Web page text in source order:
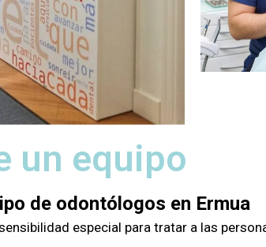
un equipo
de odontólogos en Ermua
especial para tratar a las